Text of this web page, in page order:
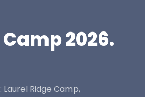
2026.
Ridge Camp,